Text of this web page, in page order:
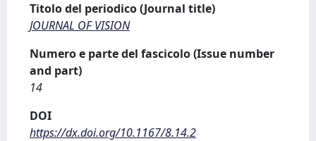
Titolo del periodico (Journal title)
JOURNAL OF VISION
Numero e parte del fascicolo (Issue number
and part)
14
DOI
https://dx.doi.org/10.1167/8.14.2